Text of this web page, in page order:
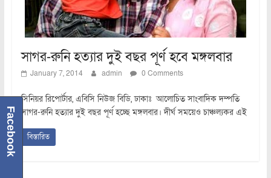
সাগর-রুনি হত্যার দুই বছর পূর্ণ হবে মঙ্গলবার
January 7, 2014 admin 0 Comments
সিনিয়র রিপোর্টার, এবিসি নিউজ বিডি, ঢাকাঃ আলোচিত সাংবাদিক দম্পতি
সাগর-রুনি হত্যার দুই বছর পূর্ণ হচ্ছে মঙ্গলবার। দীর্ঘ সময়েও চাঞ্চল্যকর এই
বিস্তারিত
Facebook